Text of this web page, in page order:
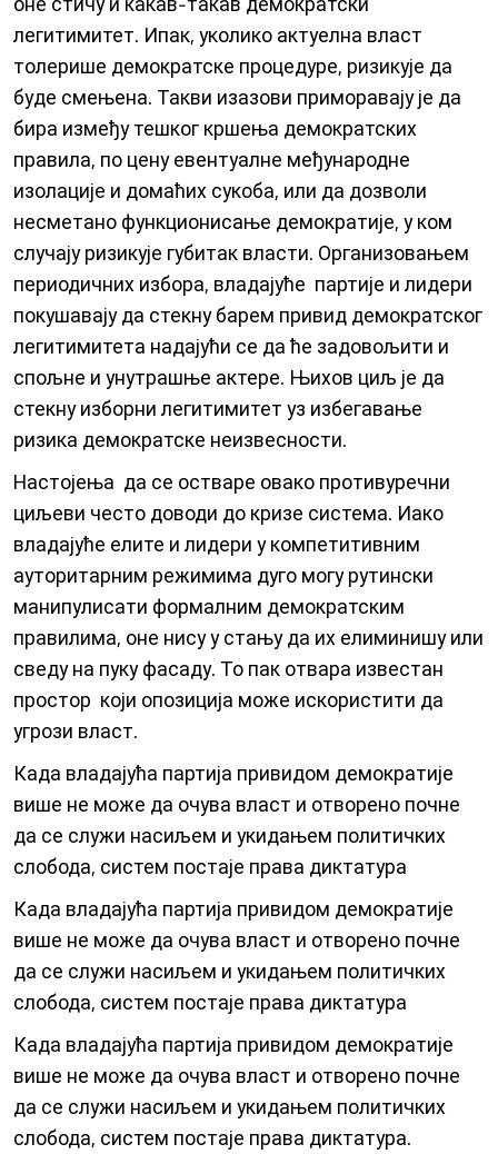
легитимитет. Ипак, уколико актуелна власт
толерише демократске процедуре, ризикује да
буде смењена. Такви изазови приморавају је да
бира између тешког кршења демократских
правила, по цену евентуалне међународне
изолације и домаћих сукоба, или да дозволи
несметано функционисање демократије, у ком
случају ризикује губитак власти. Организовањем
периодичних избора, владајуће партије и лидери
покушавају да стекну барем привид демократског
легитимитета надајући се да ће задовољити и
спољне и унутрашње актере. Њихов циљ је да
стекну изборни легитимитет уз избегавање
ризика демократске неизвесности.
Настојења да се остваре овако противуречни
циљеви често доводи до кризе система. Иако
владајуће елите и лидери у компетитивним
ауторитарним режимима дуго могу рутински
манипулисати формалним демократским
правилима, оне нису у стању да их елиминишу или
сведу на пуку фасаду. То пак отвара известан
простор који опозиција може искористити да
угрози власт.
Када владајућа партија привидом демократије
више не може да очува власт и отворено почне
да се служи насиљем и укидањем политичких
слобода, систем постаје права диктатура
Када владајућа партија привидом демократије
више не може да очува власт и отворено почне
да се служи насиљем и укидањем политичких
слобода, систем постаје права диктатура
Када владајућа партија привидом демократије
више не може да очува власт и отворено почне
да се служи насиљем и укидањем политичких
слобода, систем постаје права диктатура.